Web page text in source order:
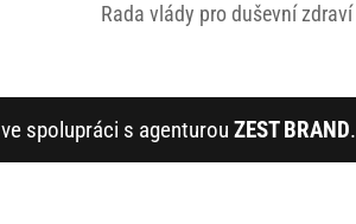
Rada vlády pro duševní zdraví
ve spolupráci s agenturou ZEST BRAND.